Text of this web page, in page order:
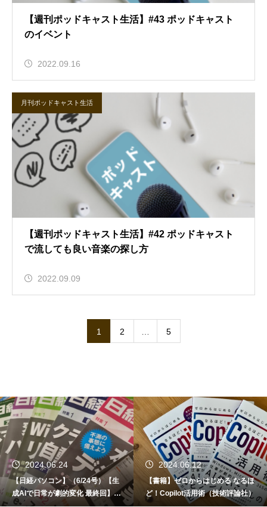
【週刊ポッドキャスト生活】#43 ポッドキャスト
のイベント
2022.09.16
月刊ポッドキャスト生活
【週刊ポッドキャスト生活】#42 ポッドキャスト
で流しても良い音楽の探し方
2022.09.09
1 2 5
2024.06.24
【日経パソコン】（6/24号）【生
成AIで日常が劇的変化 最終回】 A
2024.06.12
【書籍】ゼロからはじめる なるほ
ど！Copilot活用術（技術評論社）